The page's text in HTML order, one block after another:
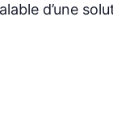
d’une